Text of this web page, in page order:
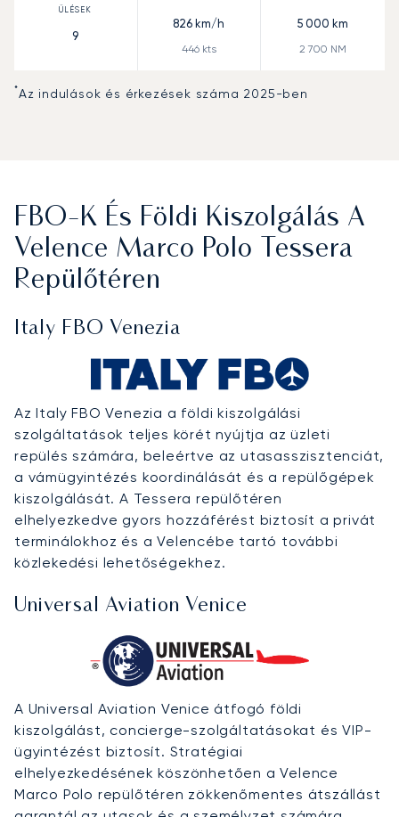
9
826 km/h
446kts
5 000 km
2 700 NM
*Az indulások és érkezések száma 2025-ben
FBO-K És Földi Kiszolgálás A
Velence Marco Polo Tessera
Repülőtéren
Italy FBO Venezia
Az Italy FBO Venezia a földi kiszolgálási
szolgáltatások teljes körét nyújtja az üzleti
repülés számára, beleértve az utasasszisztenciát,
a vámügyintézés koordinálását és a repülőgépek
kiszolgálását. A Tessera repülőtéren
elhelyezkedve gyors hozzáférést biztosít a privát
terminálokhoz és a Velencébe tartó további
közlekedési lehetőségekhez.
Universal Aviation Venice
A Universal Aviation Venice átfogó földi
kiszolgálást, concierge-szolgáltatásokat és VIP-
ügyintézést biztosít. Stratégiai
elhelyezkedésének köszönhetően a Velence
Marco Polo repülőtéren zökkenőmentes átszállást